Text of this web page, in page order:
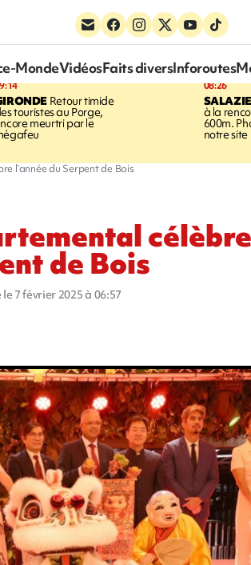
MondeVidéosFaits diversInforoutes
Retour timide
touristes au Porge,
meurtri par le
08:26
SALAZIE
à la
600m.
notre site
l’année du Serpent de Bois
célèbre
de Bois
7 février 2025 à 06:57